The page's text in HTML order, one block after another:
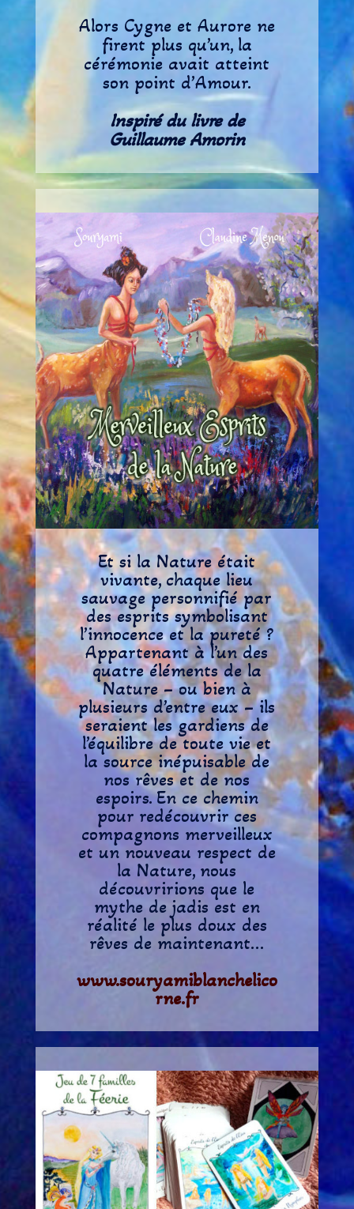
Alors Cygne et Aurore ne
firent plus qu’un, la
cérémonie avait atteint
son point d’Amour.
Inspiré du livre de
Guillaume Amorin
Et si la Nature était
vivante, chaque lieu
sauvage personnifié par
des esprits symbolisant
l’innocence et la pureté ?
Appartenant à l’un des
quatre éléments de la
Nature – ou bien à
plusieurs d’entre eux – ils
seraient les gardiens de
l’équilibre de toute vie et
la source inépuisable de
nos rêves et de nos
espoirs. En ce chemin
pour redécouvrir ces
compagnons merveilleux
et un nouveau respect de
la Nature, nous
découvririons que le
mythe de jadis est en
réalité le plus doux des
rêves de maintenant…
www.souryamiblanchelico
rne.fr